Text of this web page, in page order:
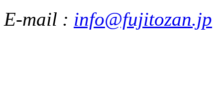
E-mail : info@fujitozan.jp